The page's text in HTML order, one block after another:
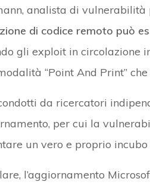
analista di vulnerabilità
di codice remoto può
gli exploit in circolazione
“Point And Print”
da ricercatori
per cui la
un vero e proprio
l’aggiornamento